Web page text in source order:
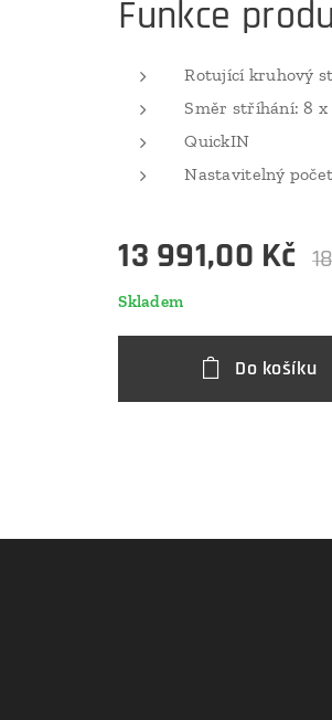
Funkce
Rotující kruhový
Směr stříhání: 8 x
QuickIN
Nastavitelný
13 991,00 Kč
Skladem
Do košíku